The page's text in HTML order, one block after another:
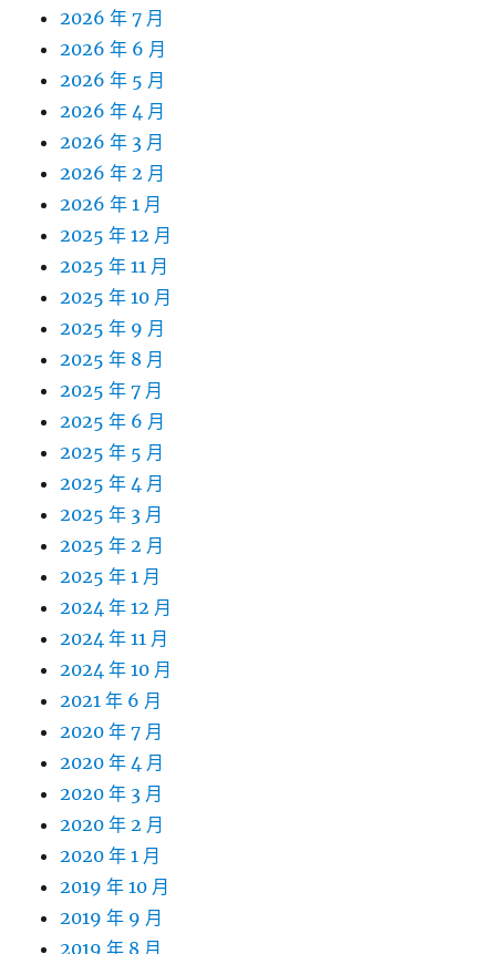
2026 年 7 月
2026 年 6 月
2026 年 5 月
2026 年 4 月
2026 年 3 月
2026 年 2 月
2026 年 1 月
2025 年 12 月
2025 年 11 月
2025 年 10 月
2025 年 9 月
2025 年 8 月
2025 年 7 月
2025 年 6 月
2025 年 5 月
2025 年 4 月
2025 年 3 月
2025 年 2 月
2025 年 1 月
2024 年 12 月
2024 年 11 月
2024 年 10 月
2021 年 6 月
2020 年 7 月
2020 年 4 月
2020 年 3 月
2020 年 2 月
2020 年 1 月
2019 年 10 月
2019 年 9 月
2019 年 8 月